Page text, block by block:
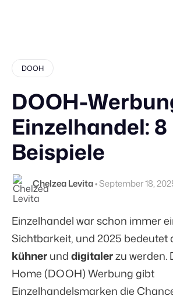
DOOH
DOOH-
Einzelhandel:
Beispiele
Chelzea Levita•September 18,
Einzelhandel war schon immer
Sichtbarkeit, und 2025 bedeutet
kühnerunddigitalerzu werden.
Home (DOOH) Werbung gibt
Einzelhandelsmarken die